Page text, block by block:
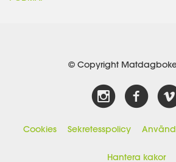
© Copyright
Cookies Sekretesspolicy
Hantera kakor